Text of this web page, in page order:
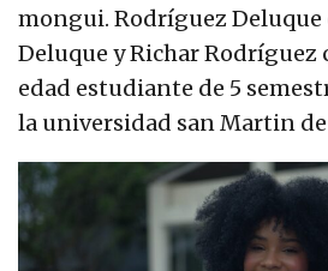
mongui. Rodríguez Deluque
Deluque y Richar Rodríguez
edad estudiante de 5
la universidad san Martin